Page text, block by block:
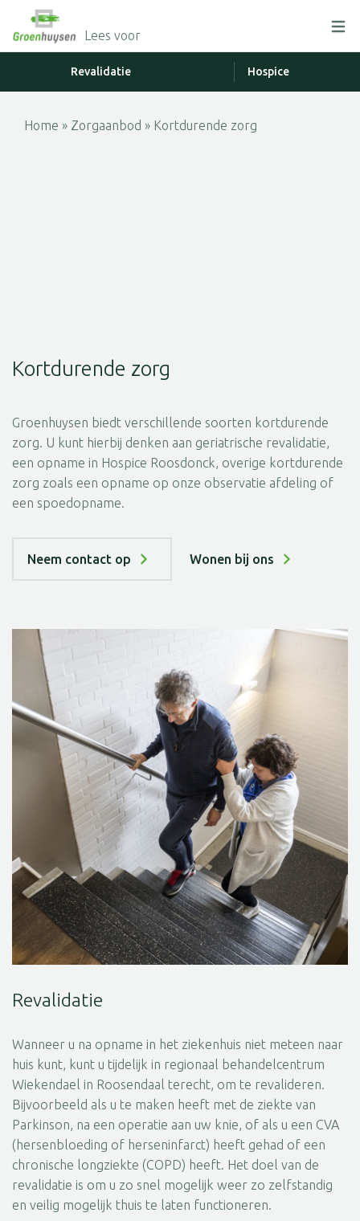
Lees voor
Revalidatie Hospice
Home » Zorgaanbod » Kortdurende zorg
Kortdurende zorg
Groenhuysen biedt verschillende soorten kortdurende
zorg. U kunt hierbij denken aan geriatrische revalidatie,
een opname in Hospice Roosdonck, overige kortdurende
zorg zoals een opname op onze observatie afdeling of
een spoedopname.
Neem contact op Wonen bij ons
Revalidatie
Wanneer u na opname in het ziekenhuis niet meteen naar
huis kunt, kunt u tijdelijk in regionaal behandelcentrum
Wiekendael in Roosendaal terecht, om te revalideren.
Bijvoorbeeld als u te maken heeft met de ziekte van
Parkinson, na een operatie aan uw knie, of als u een CVA
(hersenbloeding of herseninfarct) heeft gehad of een
chronische longziekte (COPD) heeft. Het doel van de
revalidatie is om u zo snel mogelijk weer zo zelfstandig
en veilig mogelijk thuis te laten functioneren.